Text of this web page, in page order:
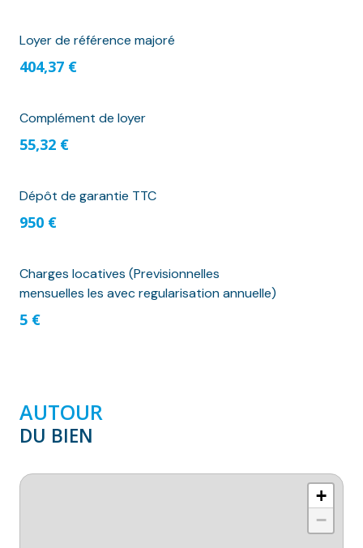
Loyer de référence majoré
404,37 €
Complément de loyer
55,32 €
Dépôt de garantie TTC
950 €
Charges locatives (Previsionnelles
mensuelles les avec regularisation annuelle)
5 €
AUTOUR
DU BIEN
+
−